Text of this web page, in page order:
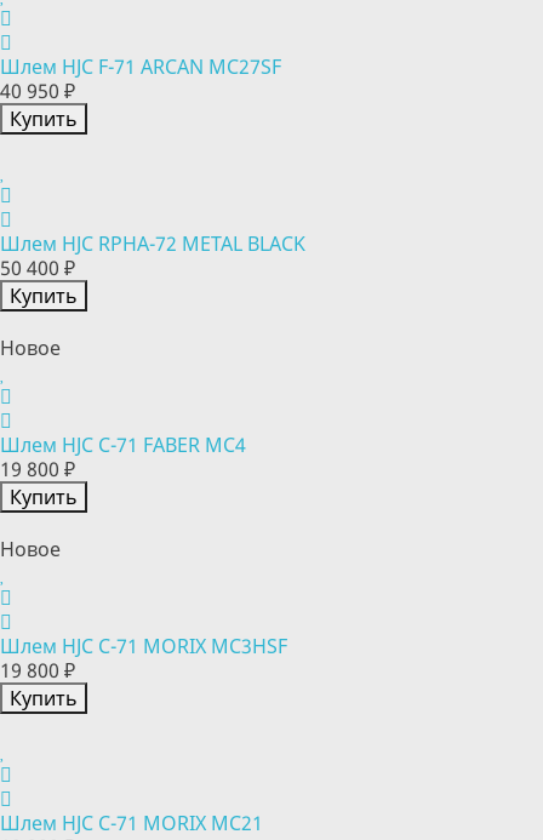
Шлем HJC F-71 ARCAN MC27SF
40 950 ₽
Купить
Шлем HJC RPHA-72 METAL BLACK
50 400 ₽
Купить
Новое
Шлем HJC C-71 FABER MC4
19 800 ₽
Купить
Новое
Шлем HJC C-71 MORIX MC3HSF
19 800 ₽
Купить
Шлем HJC C-71 MORIX MC21